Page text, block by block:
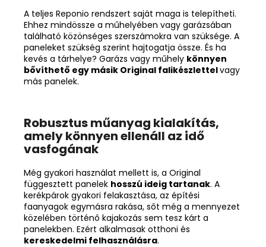
A teljes Reponio rendszert saját maga is telepítheti.
Ehhez mindössze a műhelyében vagy garázsában
található közönséges szerszámokra van szüksége. A
paneleket szükség szerint hajtogatja össze. És ha
kevés a tárhelye? Garázs vagy műhely könnyen
bővíthető egy másik Original falikészlettelvagy
más panelek.
Robusztus műanyag kialakítás,
amely könnyen ellenáll az idő
vasfogának
Még gyakori használat mellett is, a Original
függesztett panelek hosszú ideig tartanak. A
kerékpárok gyakori felakasztása, az építési
faanyagok egymásra rakása, sőt még a mennyezet
közelében történő kajakozás sem tesz kárt a
panelekben. Ezért alkalmasak otthoni és
kereskedelmi felhasználásra.